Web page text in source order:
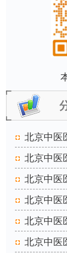
北京中医
北京中医
北京中医
北京中医
北京中医
北京中医